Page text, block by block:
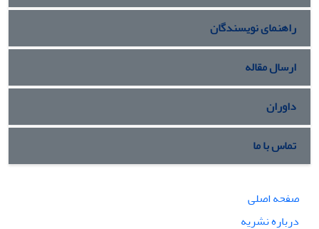
راهنمای نویسندگان
ارسال مقاله
داوران
تماس با ما
صفحه اصلی
درباره نشریه